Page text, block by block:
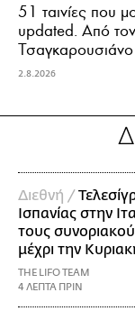
51 ταινίες που
updated. Aπό
Τσαγκαρουσιάνο
2.8.2026
Διεθνή /
Ισπανίας στην
τους
μέχρι την
THE LIFO TEAM
4 ΛΕΠΤΑ ΠΡΙΝ